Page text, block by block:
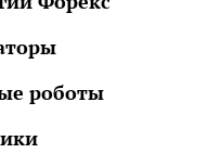
роботы